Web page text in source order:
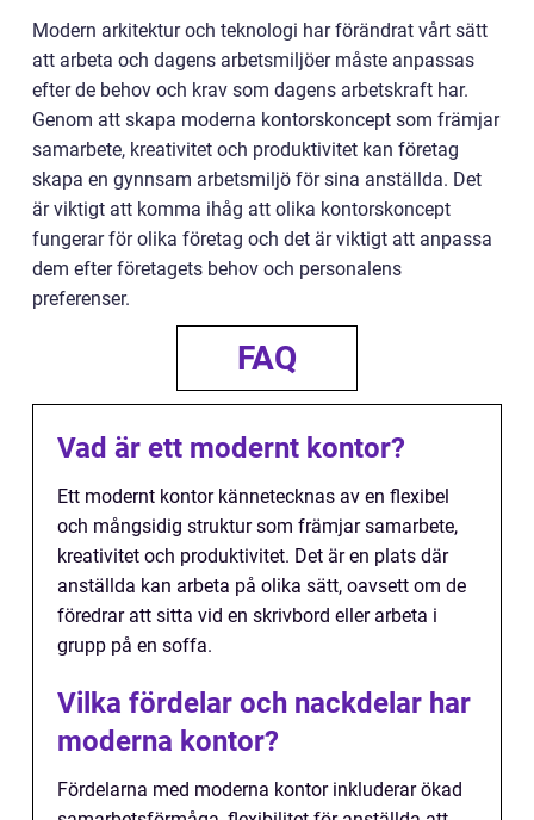
Modern arkitektur och teknologi har förändrat vårt sätt
att arbeta och dagens arbetsmiljöer måste anpassas
efter de behov och krav som dagens arbetskraft har.
Genom att skapa moderna kontorskoncept som främjar
samarbete, kreativitet och produktivitet kan företag
skapa en gynnsam arbetsmiljö för sina anställda. Det
är viktigt att komma ihåg att olika kontorskoncept
fungerar för olika företag och det är viktigt att anpassa
dem efter företagets behov och personalens
preferenser.
FAQ
Vad är ett modernt kontor?
Ett modernt kontor kännetecknas av en flexibel
och mångsidig struktur som främjar samarbete,
kreativitet och produktivitet. Det är en plats där
anställda kan arbeta på olika sätt, oavsett om de
föredrar att sitta vid en skrivbord eller arbeta i
grupp på en soffa.
Vilka fördelar och nackdelar har
moderna kontor?
Fördelarna med moderna kontor inkluderar ökad